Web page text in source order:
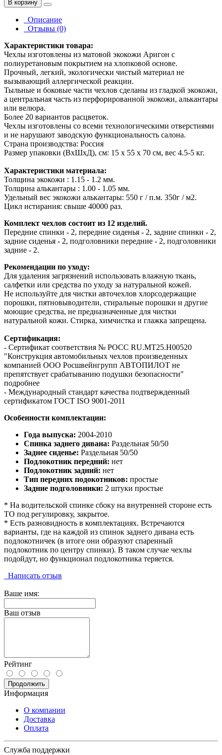
В корзину
Описание
Отзывы (0)
Характеристики товара:
Чехлы изготовлены из матовой экокожи Аригон с
полиуретановым покрытием на хлопковой основе.
Прочный, легкий, экологически чистый материал не
вызывающий аллергической реакции.
Тыльные и боковые части чехлов сделаны из гладкой экокожи,
а центральная часть из перфорированной экокожи, алькантары
или велюра.
Более 20 вариантов расцветок.
Чехлы изготовлены со всеми технологическими отверстиями
и не нарушают заводскую функциональность салона.
Страна производства: Россия
Размер упаковки (ВхШхД), см: 15 x 55 x 70 см, вес 4.5-5 кг.
Характеристики материала:
Толщина экокожи : 1.15 - 1.2 мм.
Толщина алькантары : 1.00 - 1.05 мм.
Удельный вес экокожи алькантары: 550 г / п.м. 350г / м2.
Цикл истирания: свыше 40000 раз.
Комплект чехлов состоит из 12 изделий.
Передние спинки - 2, передние сиденья - 2, задние спинки - 2,
задние сиденья - 2, подголовники передние - 2, подголовники
задние - 2.
Рекомендации по уходу:
Для удаления загрязнений использовать влажную ткань,
салфетки или средства по уходу за натуральной кожей.
Не используйте для чистки авточехлов хлорсодержащие
порошки, пятновыводители, стиральные порошки и другие
моющие средства, не предназначенные для чистки
натуральной кожи. Стирка, химчистка и глажка запрещена.
Сертификация:
- Сертификат соответствия № РОСС RU.МТ25.Н00520
"Конструкция автомобильных чехлов произведенных
компанией ООО Росшвейнгрупп АВТОПИЛОТ не
препятствует срабатыванию подушки безопасности"
подробнее
- Международный стандарт качества подтвержденный
сертификатом ГОСТ ISO 9001-2011
Особенности комплектации:
Года выпуска: 2004-2010
Спинка заднего дивана: Раздельная 50/50
Заднее сиденье: Раздельная 50/50
Подлокотник передний: нет
Подлокотник задний: нет
Тип передних подокотников: простые
Задние подголовники: 2 штуки простые
* На водительской спинке сбоку на внутренней стороне есть
ТО под регулировку, закрытое.
* Есть разновидность в комплектациях. Встречаются
варианты, где на каждой из спинок заднего дивана есть
подлокотничек (в итоге они образуют спаренный
подлокотник по центру спинки). В таком случае чехлы
подойдут, но функционал подлокотника теряется.
Написать отзыв
Ваше имя:
Ваш отзыв
Рейтинг
Продолжить
Информация
О компании
Доставка
Оплата
Служба поддержки